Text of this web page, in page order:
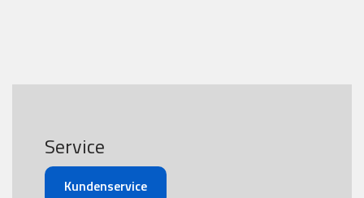
Service
Kundenservice